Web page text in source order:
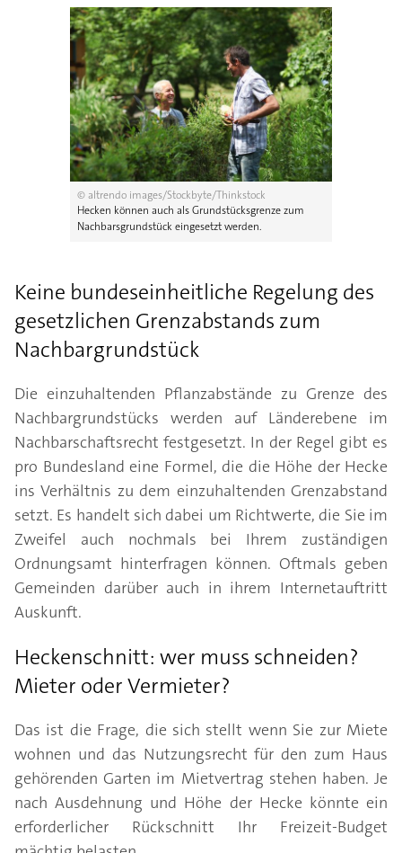
© altrendo images/Stockbyte/Thinkstock
Hecken können auch als Grundstücksgrenze zum
Nachbarsgrundstück eingesetzt werden.
Keine bundeseinheitliche Regelung des
gesetzlichen Grenzabstands zum
Nachbargrundstück
Die einzuhaltenden Pflanzabstände zu Grenze des
Nachbargrundstücks werden auf Länderebene im
Nachbarschaftsrecht festgesetzt. In der Regel gibt es
pro Bundesland eine Formel, die die Höhe der Hecke
ins Verhältnis zu dem einzuhaltenden Grenzabstand
setzt. Es handelt sich dabei um Richtwerte, die Sie im
Zweifel auch nochmals bei Ihrem zuständigen
Ordnungsamt hinterfragen können. Oftmals geben
Gemeinden darüber auch in ihrem Internetauftritt
Auskunft.
Heckenschnitt: wer muss schneiden?
Mieter oder Vermieter?
Das ist die Frage, die sich stellt wenn Sie zur Miete
wohnen und das Nutzungsrecht für den zum Haus
gehörenden Garten im Mietvertrag stehen haben. Je
nach Ausdehnung und Höhe der Hecke könnte ein
erforderlicher Rückschnitt Ihr Freizeit-Budget